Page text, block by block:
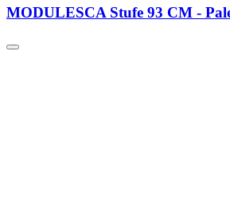
MODULESCA Stufe 93 CM -